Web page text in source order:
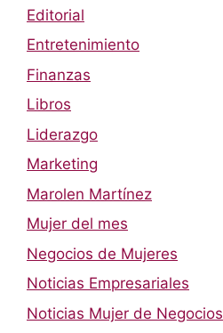
Editorial
Entretenimiento
Finanzas
Libros
Liderazgo
Marketing
Marolen Martínez
Mujer del mes
Negocios de Mujeres
Noticias Empresariales
Noticias Mujer de Negocios